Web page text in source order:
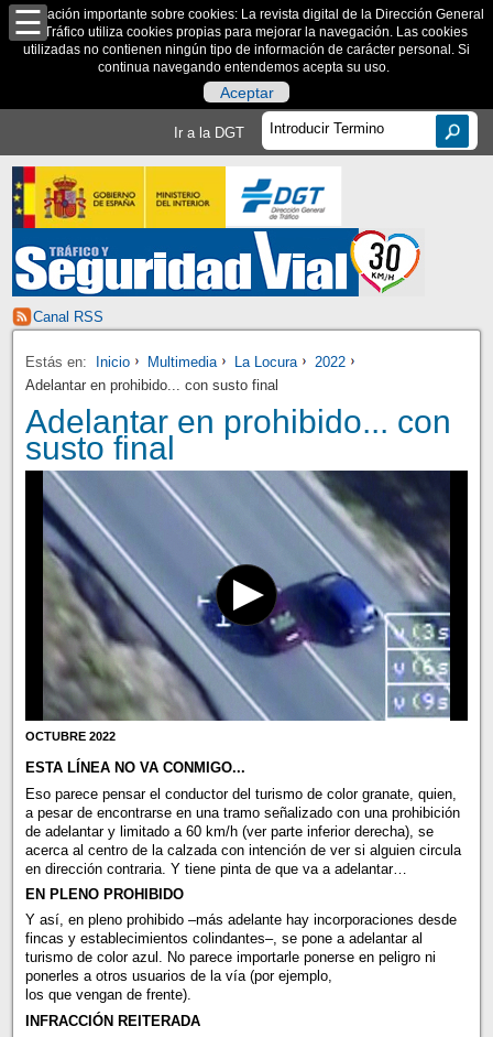
Información importante sobre cookies: La revista digital de la Dirección General
de Tráfico utiliza cookies propias para mejorar la navegación. Las cookies
utilizadas no contienen ningún tipo de información de carácter personal. Si
continua navegando entendemos acepta su uso.
Aceptar
Ir a la DGT
Canal RSS
Estás en: Inicio Multimedia La Locura
2022
Adelantar en prohibido... con susto final
Adelantar en prohibido... con
susto final
OCTUBRE 2022
ESTA LÍNEA NO VA CONMIGO...
Eso parece pensar el conductor del turismo de color granate, quien,
a pesar de encontrarse en una tramo señalizado con una prohibición
de adelantar y limitado a 60 km/h (ver parte inferior derecha), se
acerca al centro de la calzada con intención de ver si alguien circula
en dirección contraria. Y tiene pinta de que va a adelantar…
EN PLENO PROHIBIDO
Y así, en pleno prohibido –más adelante hay incorporaciones desde
fincas y establecimientos colindantes–, se pone a adelantar al
turismo de color azul. No parece importarle ponerse en peligro ni
ponerles a otros usuarios de la vía (por ejemplo,
los que vengan de frente).
INFRACCIÓN REITERADA